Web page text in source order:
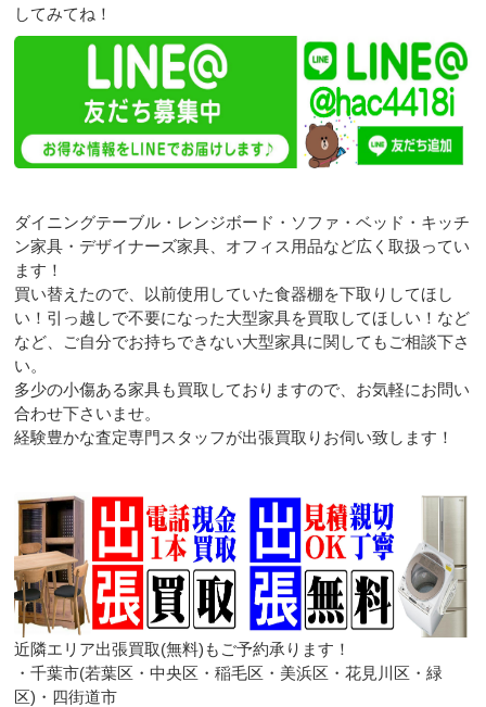
してみてね！
ダイニングテーブル・レンジボード・ソファ・ベッド・キッチ
ン家具・デザイナーズ家具、オフィス用品など広く取扱ってい
ます！
買い替えたので、以前使用していた食器棚を下取りしてほし
い！引っ越しで不要になった大型家具を買取してほしい！など
など、ご自分でお持ちできない大型家具に関してもご相談下さ
い。
多少の小傷ある家具も買取しておりますので、お気軽にお問い
合わせ下さいませ。
経験豊かな査定専門スタッフが出張買取りお伺い致します！
近隣エリア出張買取(無料)もご予約承ります！
・千葉市(若葉区・中央区・稲毛区・美浜区・花見川区・緑
区)・四街道市